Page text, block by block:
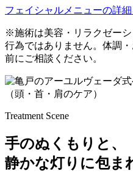
フェイシャルメニューの詳
※施術は美容・リラクゼー
行為ではありません。体調
前にご相談ください。
Treatment Scene
手のぬくもりと、
静かな灯りに包ま